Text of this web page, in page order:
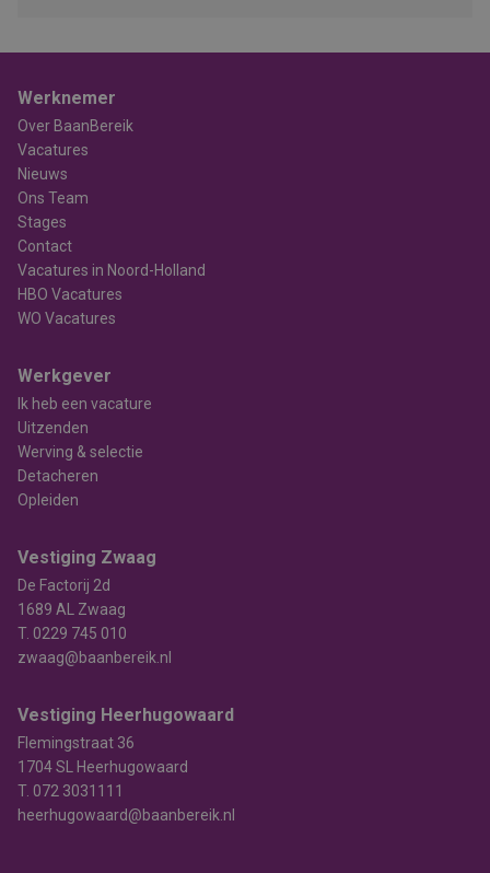
Werknemer
Over BaanBereik
Vacatures
Nieuws
Ons Team
Stages
Contact
Vacatures in Noord-Holland
HBO Vacatures
WO Vacatures
Werkgever
Ik heb een vacature
Uitzenden
Werving & selectie
Detacheren
Opleiden
Vestiging Zwaag
De Factorij 2d
1689 AL Zwaag
T. 0229 745 010
zwaag@baanbereik.nl
Vestiging Heerhugowaard
Flemingstraat 36
1704 SL Heerhugowaard
T. 072 3031111
heerhugowaard@baanbereik.nl